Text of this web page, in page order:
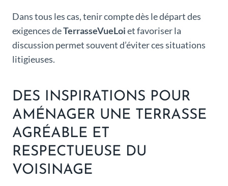
Dans tous les cas, tenir compte dès le départ des
exigences deTerrasseVueLoiet favoriser la
discussion permet souvent d’éviter ces situations
litigieuses.
DES INSPIRATIONS POUR
AMÉNAGER UNE TERRASSE
AGRÉABLE ET
RESPECTUEUSE DU
VOISINAGE